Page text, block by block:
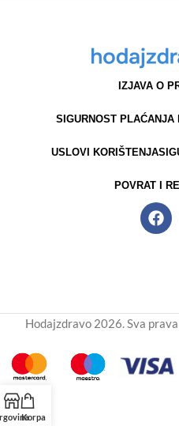
IZJAVA O
SIGURNOST PLAĆANJA
USLOVI KORIŠTENJA
POVRAT I
Hodajzdravo 2026. Sva
Korpa